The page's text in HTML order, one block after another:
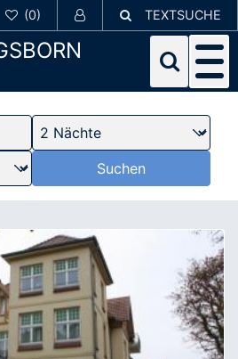
TEXTSUCHE